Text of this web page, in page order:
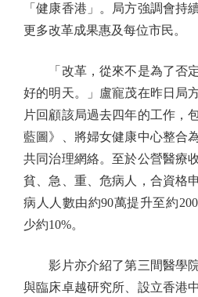
「健康香港」。局方強調會持
更多改革成果惠及每位市民。
「改革，從來不是為了否定
好的明天。」盧寵茂在昨日局
片回顧該局過去四年的工作，
藍圖》、將婦女健康中心整合
共同治理網絡。至於公營醫療
貧、急、重、危病人，合資格
病人人數由約90萬提升至約
少約10%。
影片亦介紹了第三間醫學院
與臨床卓越研究所、設立香港